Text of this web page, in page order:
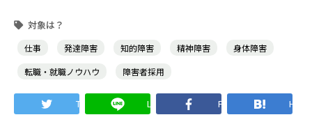
仕事 発達障害 知的障害 精神障害
身体障害
転職・就職ノウハウ
障害者採用
Twitter LINE Facebook